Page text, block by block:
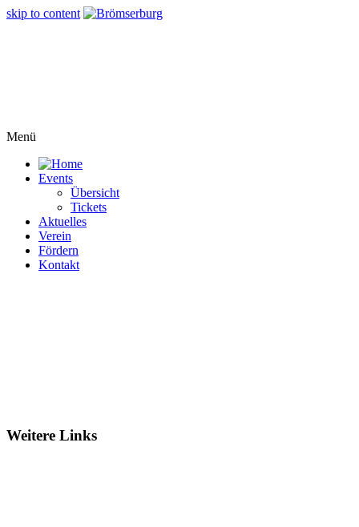
skip to content
Menü
Events
Übersicht
Tickets
Aktuelles
Verein
Fördern
Kontakt
Weitere Links